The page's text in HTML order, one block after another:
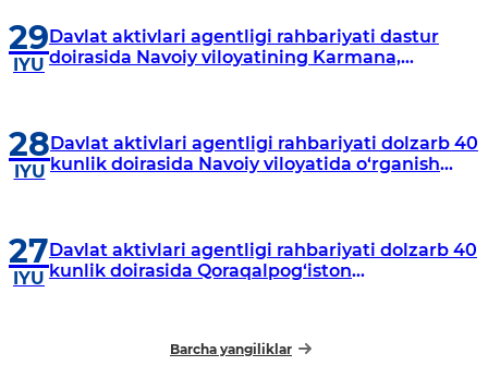
29
IYU
Davlat aktivlari agentligi rahbariyati dastur
doirasida Navoiy viloyatining Karmana,
28
IYU
Davlat aktivlari agentligi rahbariyati dolzarb 40
kunlik doirasida Navoiy viloyatida o‘rganish
27
IYU
Davlat aktivlari agentligi rahbariyati dolzarb 40
kunlik doirasida Qoraqalpog‘iston
Barcha yangiliklar